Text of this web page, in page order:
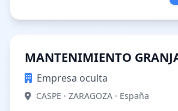
MANTENIMIENTO
Empresa oculta
CASPE · ZARAGOZA · España